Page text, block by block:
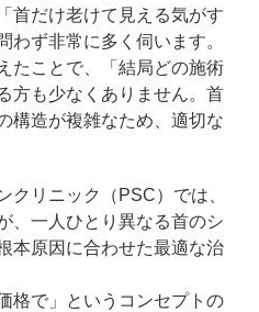
施術メニュー
医師の
予約方法に
ついて
首だけ老けて見える気がす
わず非常に多く伺います。
たことで、「結局どの施術
方も少なくありません。首
構造が複雑なため、適切な
クリニック（PSC）では、
、一人ひとり異なる首のシ
本原因に合わせた最適な治
格で」というコンセプトの